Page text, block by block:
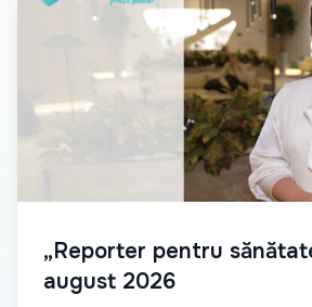
„Reporter pentru
august 2026